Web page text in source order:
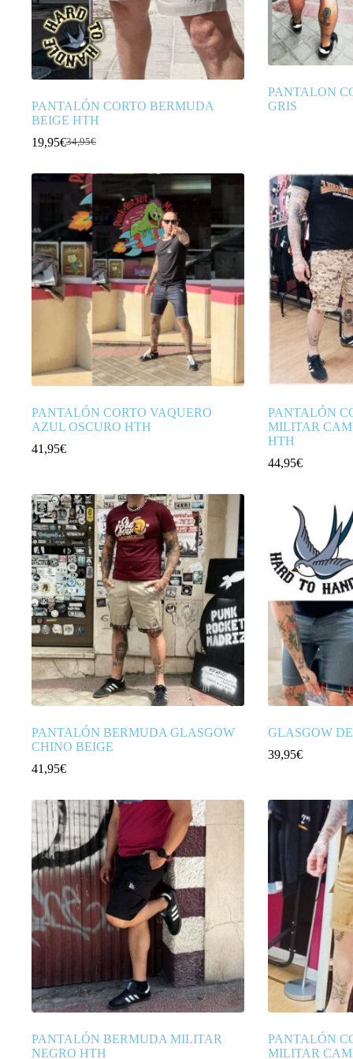
PANTALÓN CORTO BERMUDA
BEIGE HTH
34,95€
El
original
era:
34,95€.
19,95€El
actual
19,95€.
PANTALON
GRIS
PANTALÓN CORTO VAQUERO
AZUL OSCURO HTH
41,95€
PANTALÓN
MILITAR
HTH
44,95€
PANTALÓN BERMUDA GLASGOW
CHINO BEIGE
41,95€
GLASGOW
39,95€
PANTALÓN BERMUDA MILITAR
NEGRO HTH
PANTALÓN
MILITAR